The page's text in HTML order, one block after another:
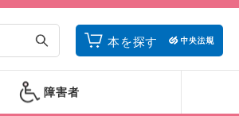
本を探す
障害者